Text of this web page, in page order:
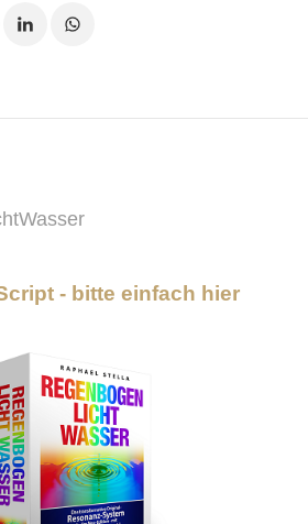
- bitte einfach hier